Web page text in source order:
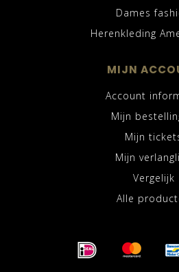
Dames
Herenkleding
MIJN
Account
Mijn
Mijn
Mijn
Vergelijk
Alle